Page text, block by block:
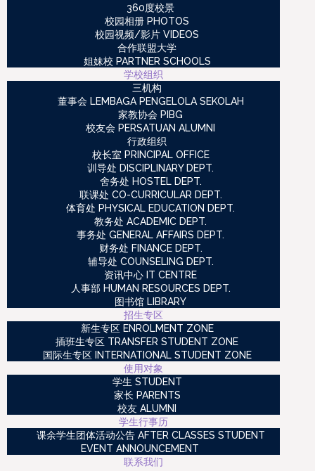
360度校景
校园相册 PHOTOS
校园视频/影片 VIDEOS
合作联盟大学
姐妹校 PARTNER SCHOOLS
学校组织
三机构
董事会 LEMBAGA PENGELOLA SEKOLAH
家教协会 PIBG
校友会 PERSATUAN ALUMNI
行政组织
校长室 PRINCIPAL OFFICE
训导处 DISCIPLINARY DEPT.
舍务处 HOSTEL DEPT.
联课处 CO-CURRICULAR DEPT.
体育处 PHYSICAL EDUCATION DEPT.
教务处 ACADEMIC DEPT.
事务处 GENERAL AFFAIRS DEPT.
财务处 FINANCE DEPT.
辅导处 COUNSELING DEPT.
资讯中心 IT CENTRE
人事部 HUMAN RESOURCES DEPT.
图书馆 LIBRARY
招生专区
新生专区 ENROLMENT ZONE
插班生专区 TRANSFER STUDENT ZONE
国际生专区 INTERNATIONAL STUDENT ZONE
使用对象
学生 STUDENT
家长 PARENTS
校友 ALUMNI
学生行事历
课余学生团体活动公告 AFTER CLASSES STUDENT
EVENT ANNOUNCEMENT
联系我们